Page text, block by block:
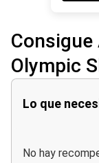
Olympic
Lo que
No hay